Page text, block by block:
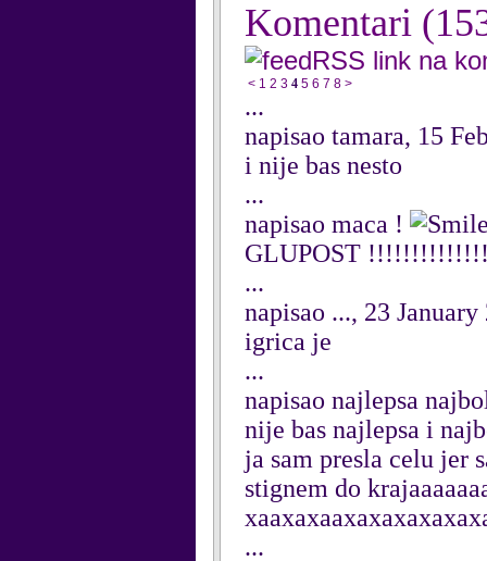
Komentari
RSS link na
< 1 2 3 4 5 6 7 8 >
...
napisao tamara, 15
i nije bas nesto
...
napisao maca !
GLUPOST
...
napisao ..., 23 January
igrica je
...
napisao najlepsa
nije bas najlepsa i
ja sam presla celu jer
stignem do
...